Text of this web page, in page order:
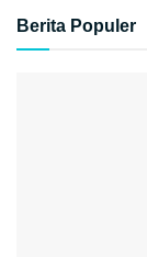
Berita Populer